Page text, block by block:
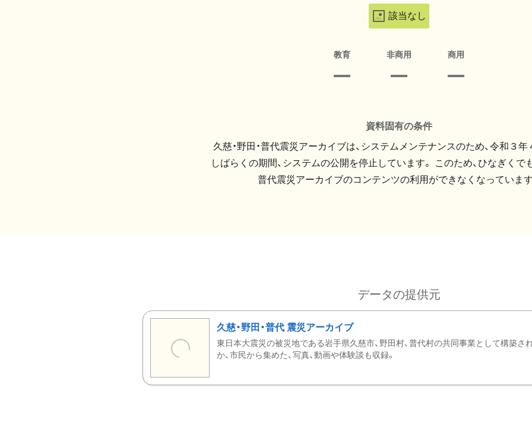
該当なし
教育 非商用 商用
資料固有の条件
久慈・野田・普代震災アーカイブは、システムメンテナンスのため、令和３
しばらくの期間、システムの公開を停止しています。 このため、ひなぎくでも
普代震災アーカイブのコンテンツの利用ができなくなっています
データの提供元
久慈・野田・普代 震災アーカイブ
東日本大震災の被災地である岩手県久慈市、野田村、普代村の共同事業として構築さ
か、市民から集めた、写真、動画や体験談も収録。